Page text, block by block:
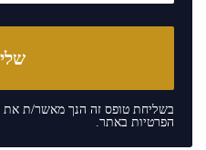
בשליחת טופס זה הנך מאשר/ת את
הפרטיות באתר.